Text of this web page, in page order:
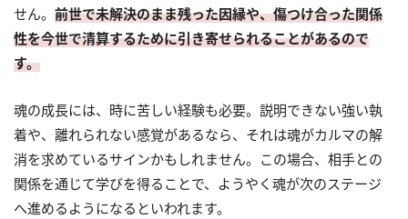
せん。 前世で未解決のまま残った因縁や、傷つけ合った関係
性を今世で清算するために引き寄せられることがあるので
す。
魂の成長には、時に苦しい経験も必要。説明できない強い執
着や、離れられない感覚があるなら、それは魂がカルマの解
消を求めているサインかもしれません。この場合、相手との
関係を通じて学びを得ることで、ようやく魂が次のステージ
へ進めるようになるといわれます。